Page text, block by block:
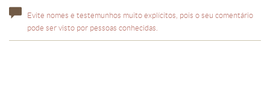
Evite nomes e testemunhos muito explícitos, pois o seu comentário
pode ser visto por pessoas conhecidas.